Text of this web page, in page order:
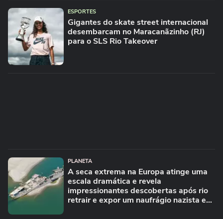
ESPORTES
Gigantes do skate street internacional
desembarcam no Maracanãzinho (RJ)
para o SLS Rio Takeover
PLANETA
A seca extrema na Europa atinge uma
escala dramática e revela
impressionantes descobertas após rio
retrair e expor um naufrágio nazista e